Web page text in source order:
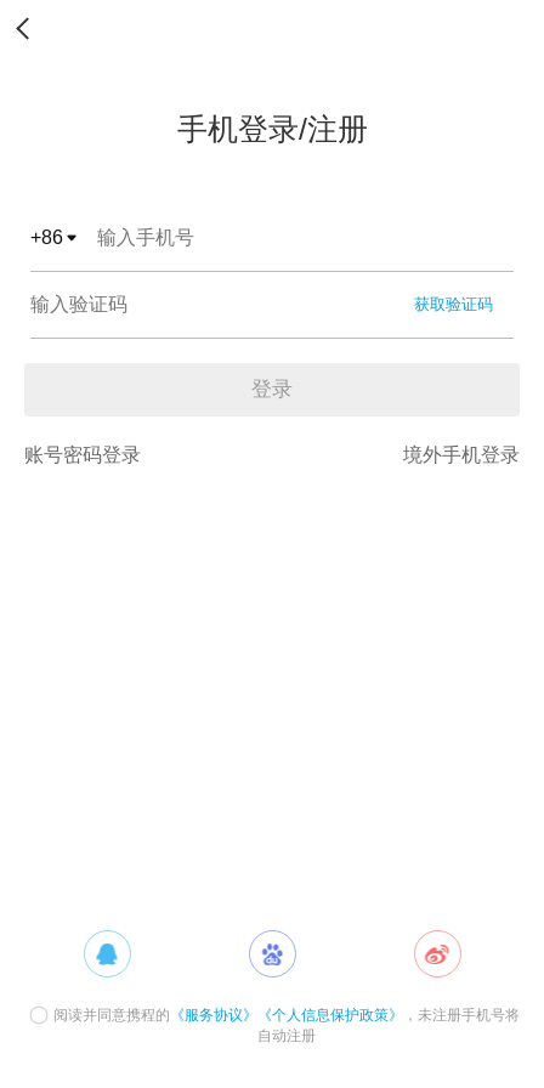
手机登录/注册
+86
获取验证码
登录
账号密码登录 境外手机登录
阅读并同意携程的 《服务协议》 《个人信息保护政策》
，未注册手机号将
自动注册